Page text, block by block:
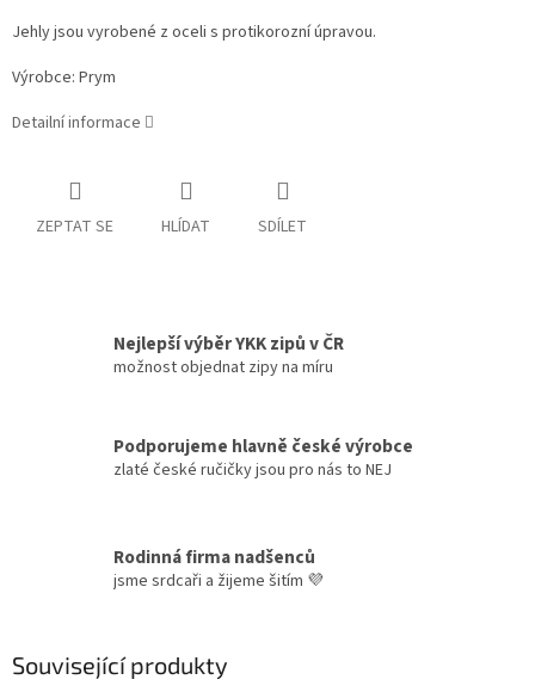
Jehly jsou vyrobené z oceli s protikorozní úpravou.
Výrobce: Prym
Detailní informace
ZEPTAT SE HLÍDAT SDÍLET
Nejlepší výběr YKK zipů v ČR
možnost objednat zipy na míru
Podporujeme hlavně české výrobce
zlaté české ručičky jsou pro nás to NEJ
Rodinná firma nadšenců
jsme srdcaři a žijeme šitím 💜
Související produkty